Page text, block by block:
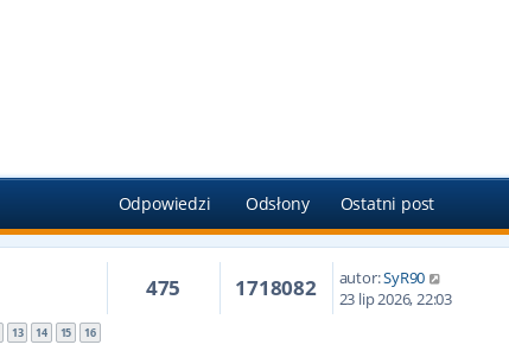
Odpowiedzi Odsłony Ostatni post
13 14 15 16
475 1718082 autor:SyR90
23 lip 2026, 22:03